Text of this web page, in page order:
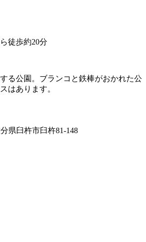
徒歩約20分
る公園。ブランコと鉄棒がおかれた公
はあります。
県臼杵市臼杵81-148